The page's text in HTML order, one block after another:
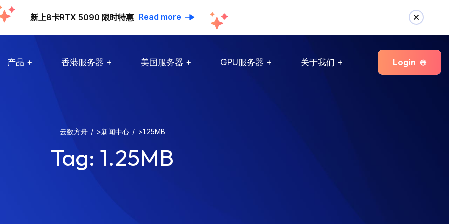
新上8卡RTX 5090 限时特惠 Read more
产品 香港服务器 美国服务器 GPU服务器 关于我们 Login
云数方舟 >新闻中心 >1.25MB
Tag: 1.25MB